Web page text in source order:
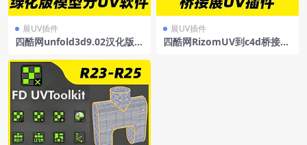
展UV插件
四酷网unfold3d9.02汉化版单
omUV汉化版
展UV插件
四酷网RizomUV到c4d桥接展